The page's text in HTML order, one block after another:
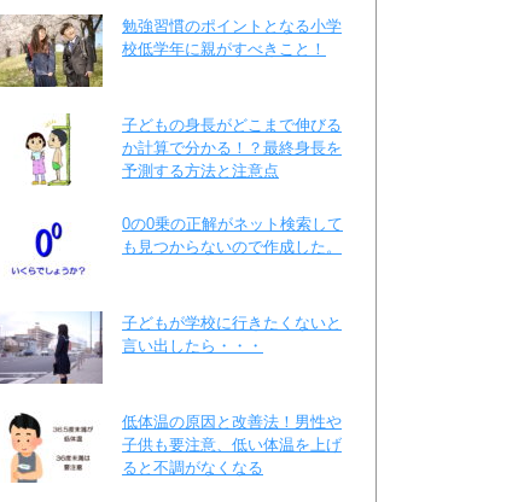
勉強習慣のポイントとなる小学
校低学年に親がすべきこと！
子どもの身長がどこまで伸びる
か計算で分かる！？最終身長を
予測する方法と注意点
0の0乗の正解がネット検索して
も見つからないので作成した。
子どもが学校に行きたくないと
言い出したら・・・
低体温の原因と改善法！男性や
子供も要注意、低い体温を上げ
ると不調がなくなる